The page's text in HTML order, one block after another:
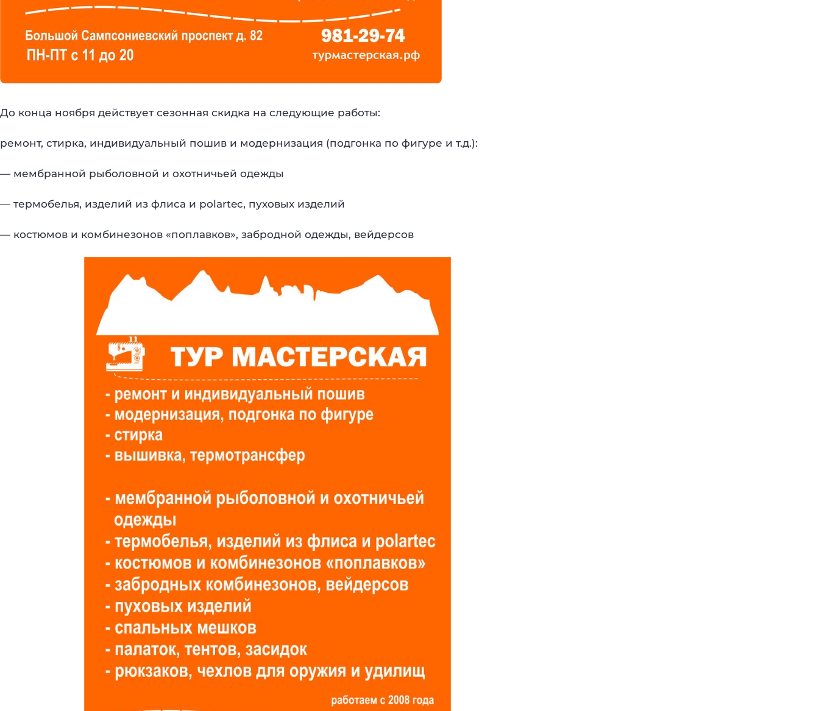
До конца ноября действует сезонная скидка на следующие работы:
ремонт, стирка, индивидуальный пошив и модернизация (подгонка по фигуре и т.д.):
— мембранной рыболовной и охотничьей одежды
— термобелья, изделий из флиса и polartec, пуховых изделий
— костюмов и комбинезонов «поплавков», забродной одежды, вейдерсов